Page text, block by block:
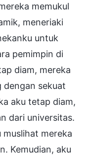
memukul
meneriaki
untuk
pemimpin di
diam, mereka
dengan sekuat
aku tetap diam,
dari universitas.
mereka
Kemudian, aku